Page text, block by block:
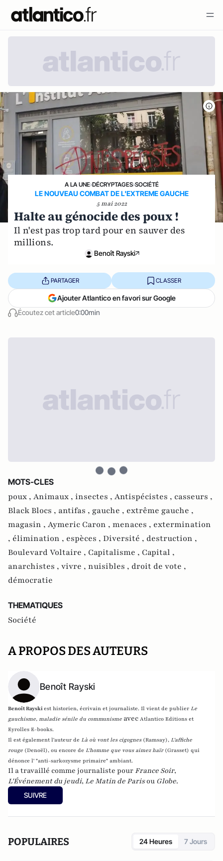
A LA UNE›DÉCRYPTAGES›SOCIÉTÉ
LE NOUVEAU COMBAT DE L'EXTREME GAUCHE
5 mai 2022
Halte au génocide des poux !
Il n'est pas trop tard pour en sauver des
millions.
Benoît Rayski
Écoutez cet article0:00min
PARTAGER CLASSER
Ajouter Atlantico en favori sur Google
MOTS-CLES
poux , Animaux , insectes , Antispécistes , casseurs ,
Black Blocs , antifas , gauche , extrême gauche ,
magasin , Aymeric Caron , menaces , extermination
, élimination , espèces , Diversité , destruction ,
Boulevard Voltaire , Capitalisme , Capital ,
anarchistes , vivre , nuisibles , droit de vote ,
démocratie
THEMATIQUES
Société
A PROPOS DES AUTEURS
Benoît Rayski
Benoît Rayskiest historien, écrivain et journaliste. Il vient de publier Le
gauchisme, maladie sénile du communisme avec Atlantico Editions et
Eyrolles E-books.
Il est également l'auteur de Là où vont les cigognes (Ramsay), L'affiche
rouge (Denoël), ou encore de L'homme que vous aimez haïr (Grasset) qui
dénonce l' "anti-sarkozysme primaire" ambiant.
Il a travaillé comme journaliste pour France Soir,
L'Événement du jeudi, Le Matin de Parisou Globe.
SUIVRE
POPULAIRES 24 Heures 7 Jours